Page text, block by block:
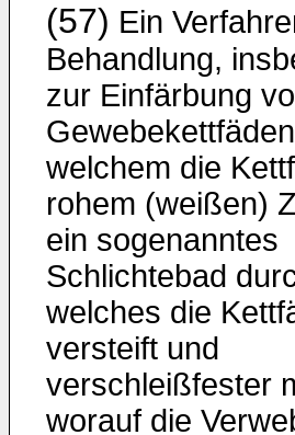
(57) Ein
Behandlung,
zur Einfärbung
welchem die
rohem (weißen)
ein sogenanntes
Schlichtebad
welches die
versteift und
verschleißfester
worauf die